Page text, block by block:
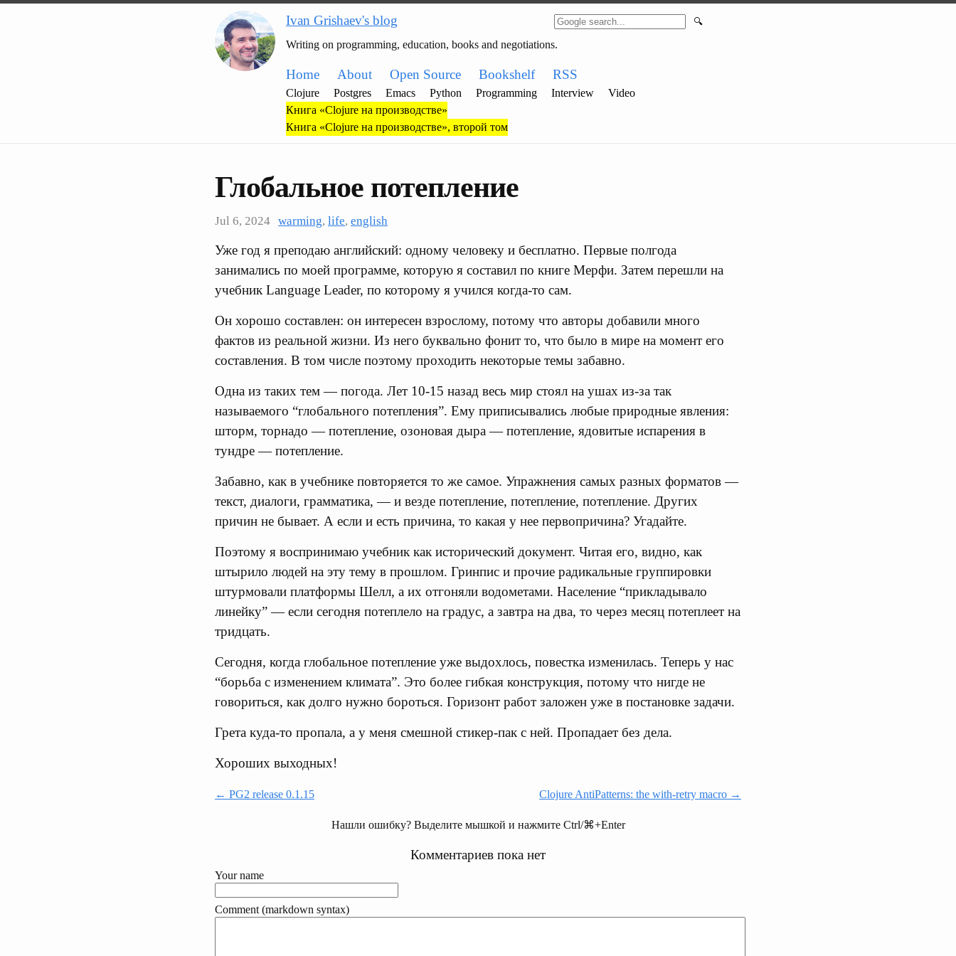
Ivan Grishaev's blog 🔍
Writing on programming, education, books and negotiations.
Home About Open Source Bookshelf RSS
Clojure Postgres Emacs Python Programming Interview
Video
Книга «Clojure на производстве»
Книга «Clojure на производстве», второй том
Глобальное потепление
Jul 6, 2024 warming, life, english
Уже год я преподаю английский: одному человеку и бесплатно. Первые полгода
занимались по моей программе, которую я составил по книге Мерфи. Затем перешли на
учебник Language Leader, по которому я учился когда-то сам.
Он хорошо составлен: он интересен взрослому, потому что авторы добавили много
фактов из реальной жизни. Из него буквально фонит то, что было в мире на момент его
составления. В том числе поэтому проходить некоторые темы забавно.
Одна из таких тем — погода. Лет 10-15 назад весь мир стоял на ушах из-за так
называемого “глобального потепления”. Ему приписывались любые природные явления:
шторм, торнадо — потепление, озоновая дыра — потепление, ядовитые испарения в
тундре — потепление.
Забавно, как в учебнике повторяется то же самое. Упражнения самых разных форматов —
текст, диалоги, грамматика, — и везде потепление, потепление, потепление. Других
причин не бывает. А если и есть причина, то какая у нее первопричина? Угадайте.
Поэтому я воспринимаю учебник как исторический документ. Читая его, видно, как
штырило людей на эту тему в прошлом. Гринпис и прочие радикальные группировки
штурмовали платформы Шелл, а их отгоняли водометами. Население “прикладывало
линейку” — если сегодня потеплело на градус, а завтра на два, то через месяц потеплеет на
тридцать.
Сегодня, когда глобальное потепление уже выдохлось, повестка изменилась. Теперь у нас
“борьба с изменением климата”. Это более гибкая конструкция, потому что нигде не
говориться, как долго нужно бороться. Горизонт работ заложен уже в постановке задачи.
Грета куда-то пропала, а у меня смешной стикер-пак с ней. Пропадает без дела.
Хороших выходных!
← PG2 release 0.1.15 Clojure AntiPatterns: the with-retry macro →
Нашли ошибку? Выделите мышкой и нажмите Ctrl/⌘+Enter
Комментариев пока нет
Your name
Comment (markdown syntax)